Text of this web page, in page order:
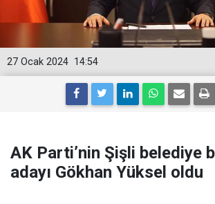
14:54
27 Ocak 2024
AK Parti’nin Şişli belediye
adayı Gökhan Yüksel oldu